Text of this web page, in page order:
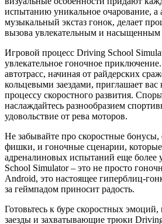
испытанию уникальное очарование, а
музыкальный экстаз гонок, делает
вызова увлекательным и насыщенным
Игровой процесс Driving School
увлекательное гоночное
автотрасс, начиная от райдерских
кольцевыми заездами, приглашает вас
процессу скоростного развития.
наслаждайтесь разнообразием
удовольствие от рева моторов.
Не забывайте про скоростные бонусы,
фишки, и гоночные сценарии,
адреналиновых испытаний еще более
School Simulator – это не просто
Android, это настоящее гиперблиц-
за геймпадом приносит радость.
Готовьтесь к буре скоростных
заезды и захватывающие трюки